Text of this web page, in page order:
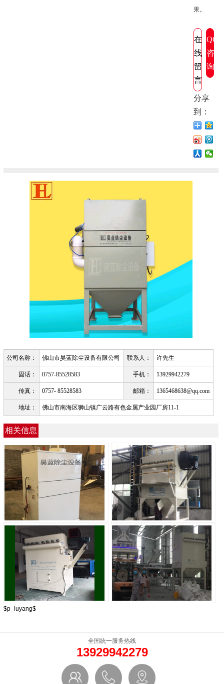
果。
在
线
留
言
QQ
咨
询
分享
到：
公司名称： 佛山市昊蓝除尘设备有限公司 联系人： 许先生
固话： 0757-85528583 手机： 13929942279
传真： 0757- 85528583 邮箱： 1365468638@qq.com
地址： 佛山市南海区狮山镇广云路有色金属产业园厂房11-1
相关信息
仓顶专用脉冲布袋除尘器 橡胶厂除尘器
车间脉冲除尘器
$p_luyang$
全国统一服务热线
13929942279